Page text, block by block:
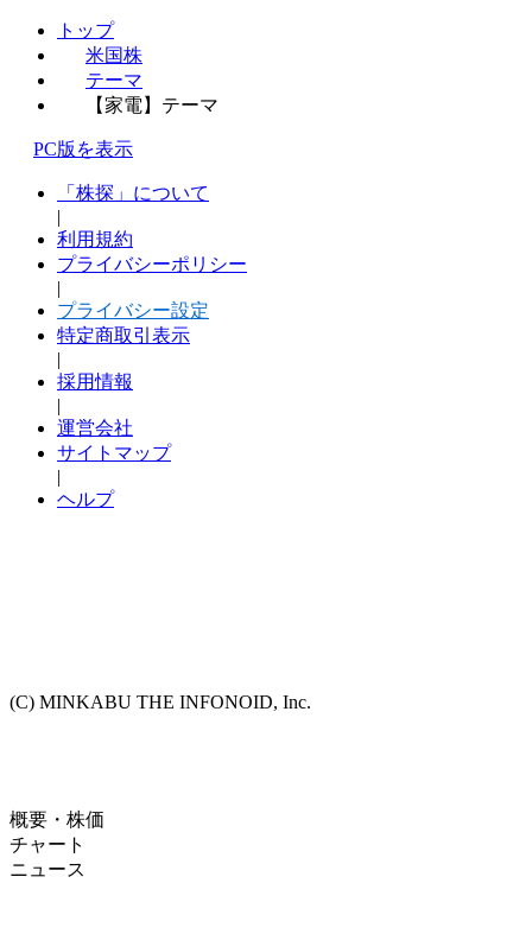
トップ
米国株
テーマ
【家電】テーマ
PC版を表示
「株探」について
|
利用規約
プライバシーポリシー
|
プライバシー設定
特定商取引表示
|
採用情報
|
運営会社
サイトマップ
|
ヘルプ
(C) MINKABU THE INFONOID, Inc.
概要・株価
チャート
ニュース